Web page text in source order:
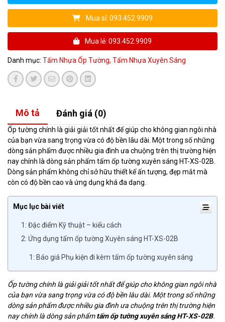
Mua sỉ: 093.452.9909
Mua lẻ: 093.452.9909
Danh mục: Tấm Nhựa Ốp Tường, Tấm Nhựa Xuyên Sáng
Mô tả Đánh giá (0)
Ốp tường chính là giải giải tốt nhất để giúp cho không gian ngôi nhà
của bạn vừa sang trọng vừa có độ bền lâu dài. Một trong số những
dòng sản phẩm được nhiều gia đình ưa chuộng trên thị trường hiện
nay chính là dòng sản phẩm tấm ốp tường xuyên sáng HT-XS-02B.
Dòng sản phẩm không chỉ sở hữu thiết kế ấn tượng, đẹp mắt mà
còn có độ bền cao và ứng dụng khá đa dạng.
Mục lục bài viết
1: Đặc điểm Kỹ thuật – kiểu cách
2: Ứng dụng tấm ốp tường Xuyên sáng HT-XS-02B
1: Báo giá Phụ kiện đi kèm tấm ốp tường xuyên sáng
Ốp tường chính là giải giải tốt nhất để giúp cho không gian ngôi nhà
của bạn vừa sang trọng vừa có độ bền lâu dài. Một trong số những
dòng sản phẩm được nhiều gia đình ưa chuộng trên thị trường hiện
nay chính là dòng sản phẩmtấm ốp tường xuyên sáng HT-XS-02B.